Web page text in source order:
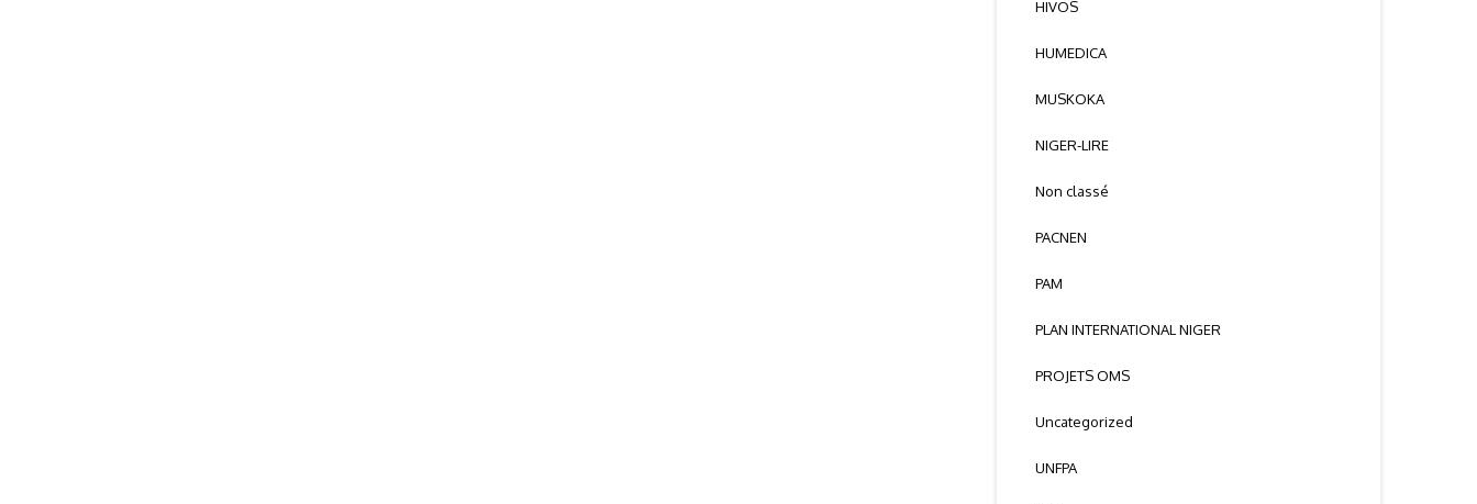
HIVOS
HUMEDICA
MUSKOKA
NIGER-LIRE
Non classé
PACNEN
PAM
PLAN INTERNATIONAL NIGER
PROJETS OMS
Uncategorized
UNFPA